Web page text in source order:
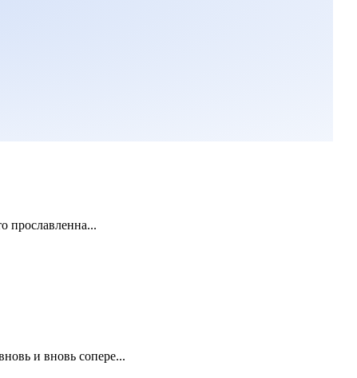
прославленна...
и вновь сопере...